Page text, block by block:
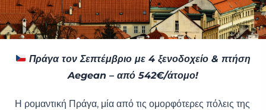
Πράγα τον Σεπτέμβριο με 4 ξενοδοχείο & πτήση
Aegean – από 542€/άτομο!
Η ρομαντική Πράγα, μία από τις ομορφότερες πόλεις της